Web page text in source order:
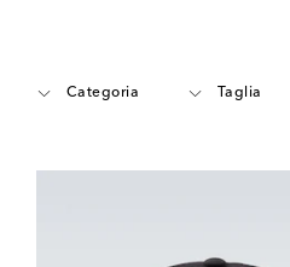
Categoria Taglia